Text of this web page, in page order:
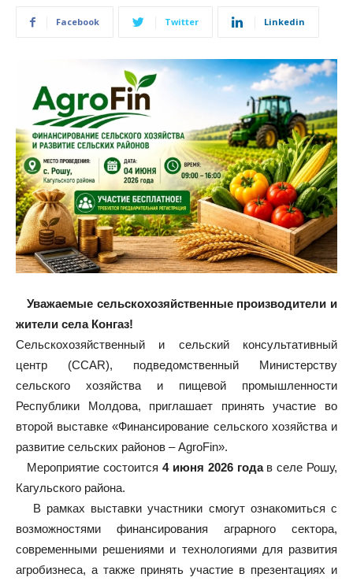
Facebook Twitter Linkedin
Уважаемые сельскохозяйственные производители и
жители села Конгаз!
Сельскохозяйственный и сельский консультативный
центр (CCAR), подведомственный Министерству
сельского хозяйства и пищевой промышленности
Республики Молдова, приглашает принять участие во
второй выставке «Финансирование сельского хозяйства и
развитие сельских районов – AgroFin».
Мероприятие состоится 4 июня 2026 годав селе Рошу,
Кагульского района.
В рамках выставки участники смогут ознакомиться с
возможностями финансирования аграрного сектора,
современными решениями и технологиями для развития
агробизнеса, а также принять участие в презентациях и